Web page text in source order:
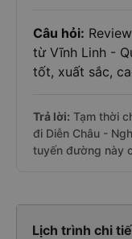
Câu hỏi:
từ Vĩnh Linh -
tốt, xuất sắc,
Trả lời: Tạm thời
đi Diễn Châu -
tuyến đường này
Lịch trình chi